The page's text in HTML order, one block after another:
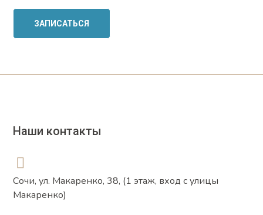
Наши контакты
Сочи, ул. Макаренко, 38, (1 этаж, вход с улицы
Макаренко)